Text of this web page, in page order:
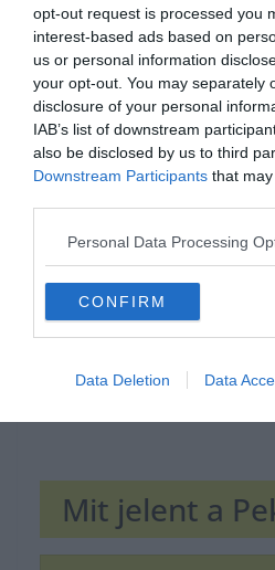
opt-out request is processed you
interest-based ads based on
us or personal information
your opt-out. You may separately
disclosure of your personal
IAB’s list of downstream
also be disclosed by us to third
Downstream Participants that
Personal Data Processing
CONFIRM
Data Deletion Data
Hirdetés
Mit jelent a